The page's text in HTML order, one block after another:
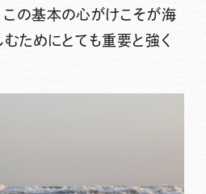
この基本の心がけこそが海
ためにとても重要と強く